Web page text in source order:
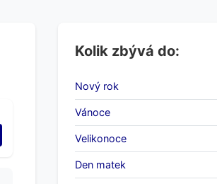
Kolik zbývá do:
Nový rok
Vánoce
Velikonoce
Den matek